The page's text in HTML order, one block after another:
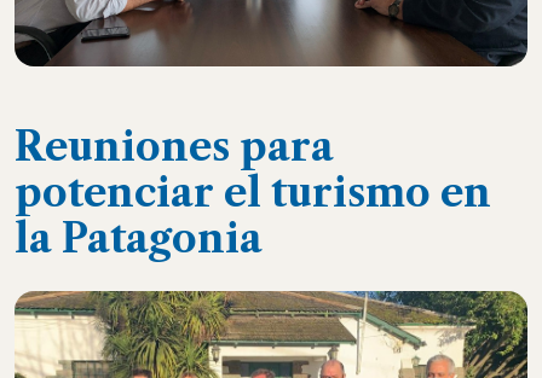
Reuniones para
potenciar el turismo en
la Patagonia